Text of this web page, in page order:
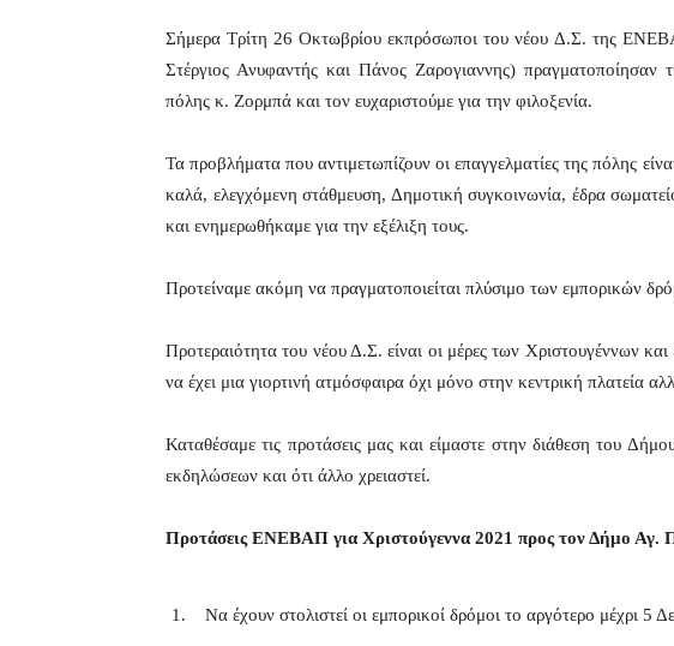
Σήμερα Τρίτη 26 Οκτωβρίου εκπρόσωποι του νέου Δ.Σ. της
Στέργιος Ανυφαντής και Πάνος Ζαρογιαννης)
πόλης κ. Ζορμπά και τον ευχαριστούμε για την φιλοξενία.
Τα προβλήματα που αντιμετωπίζουν οι επαγγελματίες της πόλης
καλά, ελεγχόμενη στάθμευση, Δημοτική συγκοινωνία, έδρα
και ενημερωθήκαμε για την εξέλιξη τους.
Προτείναμε ακόμη να πραγματοποιείται πλύσιμο των εμπορικών
Προτεραιότητα του νέου Δ.Σ. είναι οι μέρες των Χριστουγέννων
να έχει μια γιορτινή ατμόσφαιρα όχι μόνο στην κεντρική πλατεία
Καταθέσαμε τις προτάσεις μας και είμαστε στην διάθεση του
εκδηλώσεων και ότι άλλο χρειαστεί.
Προτάσεις ΕΝΕΒΑΠ για Χριστούγεννα 2021 προς τον Δήμο Αγ.
Να έχουν στολιστεί οι εμπορικοί δρόμοι το αργότερο μέχρι 5